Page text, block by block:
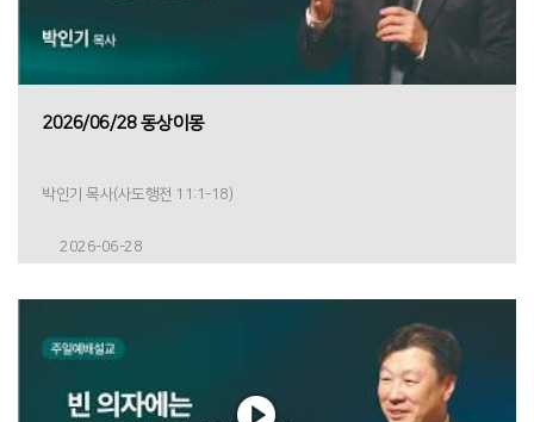
2026/06/28 동상이몽
박인기 목사(사도행전 11:1-18)
2026-06-28